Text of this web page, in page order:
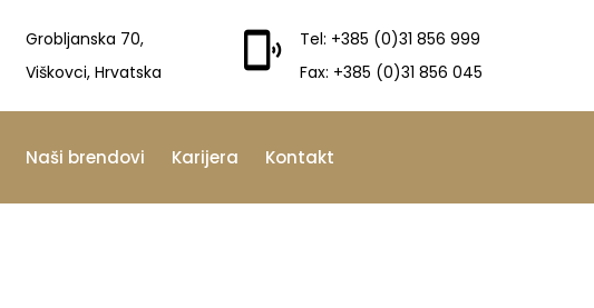
Grobljanska 70,
Viškovci, Hrvatska
Tel: +385 (0)31 856 999
Fax: +385 (0)31 856 045
Naši brendovi Karijera Kontakt